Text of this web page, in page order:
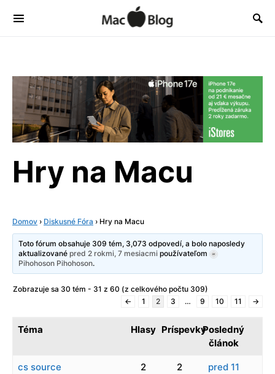
Hry na Macu
Domov › Diskusné Fóra › Hry na Macu
Toto fórum obsahuje 309 tém, 3,073 odpovedí, a bolo naposledy
aktualizovanépred 2 rokmi, 7 mesiacmi používateľom
Pihohoson Pihohoson.
Zobrazuje sa 30 tém - 31 z 60 (z celkového počtu 309)
←
1 2 3 … 9 10 11 →
Téma Hlasy PríspevkyPosledný
článok
cs source 2 2
pred 11